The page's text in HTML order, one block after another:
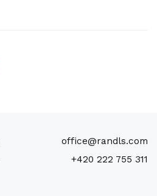
office@randls.com
+420 222 755 311